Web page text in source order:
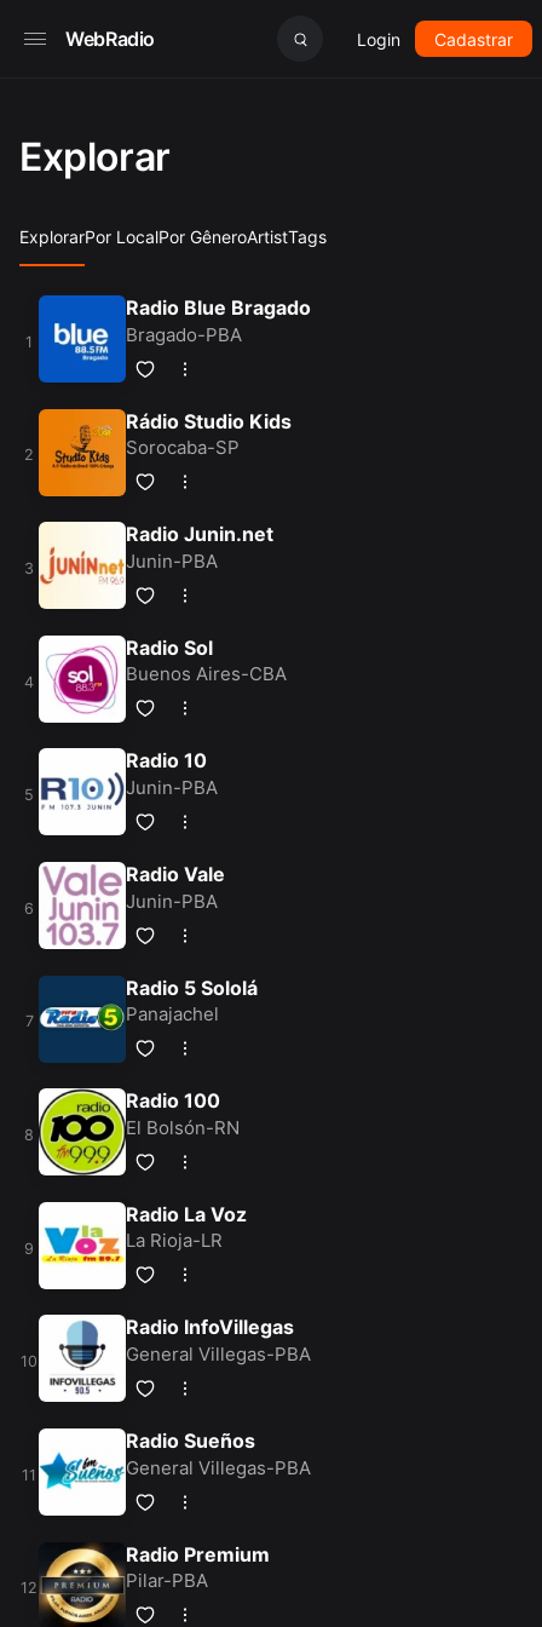
WebRadio Login Cadastrar
Explorar
ExplorarPor LocalPor GêneroArtistTags
Radio Blue Bragado
Bragado-PBA
Rádio Studio Kids
Sorocaba-SP
Radio Junin.net
Junin-PBA
Radio Sol
Buenos Aires-CBA
Radio 10
Junin-PBA
Radio Vale
Junin-PBA
Radio 5 Sololá
Panajachel
Radio 100
El Bolsón-RN
Radio La Voz
La Rioja-LR
Radio InfoVillegas
General Villegas-PBA
Radio Sueños
General Villegas-PBA
Radio Premium
Pilar-PBA